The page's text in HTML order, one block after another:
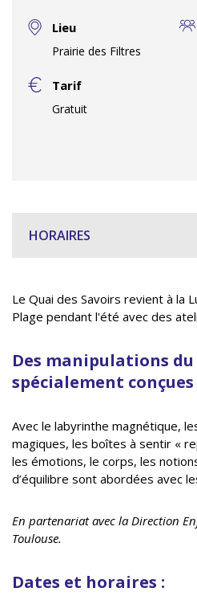
Lieu
Prairie des Filtres
Tarif
Gratuit
HORAIRES
Le Quai des Savoirs revient à la
Plage pendant l'été avec des
Des manipulations du
spécialement
Avec le labyrinthe magnétique,
magiques, les boîtes à sentir «
les émotions, le corps, les
d’équilibre sont abordées avec
En partenariat avec la Direction
Toulouse.
Dates et horaires :